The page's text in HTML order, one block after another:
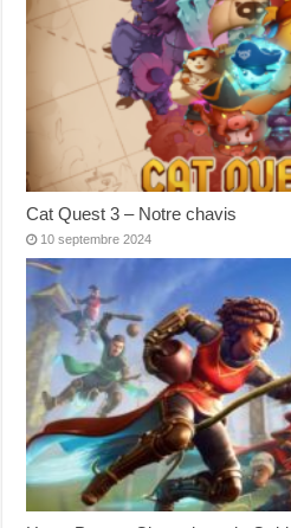
Cat Quest 3 – Notre chavis
10 septembre 2024